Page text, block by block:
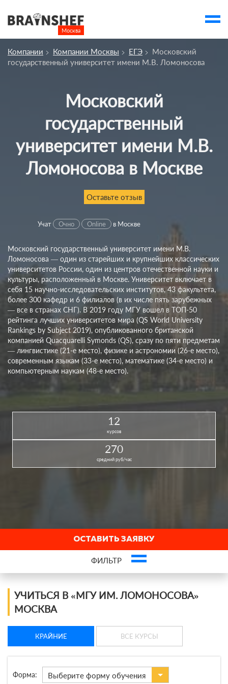
Москва
Посмотреть по России
О компании
Профессии
Компании Компании Москвы ЕГЭ
Московский
государственный университет имени М.В. Ломоносова
Московский
государственный
университет имени М.В.
Ломоносова в Москве
Оставьте отзыв
Учат Очно Online в Москве
Московский государственный университет имени М.В.
Ломоносова — один из старейших и крупнейших классических
университетов России, один из центров отечественной науки и
культуры, расположенный в Москве. Университет включает в
себя 15 научно-исследовательских институтов, 43 факультета,
более 300 кафедр и 6 филиалов (в их числе пять зарубежных
— все в странах СНГ). В 2019 году МГУ вошел в ТОП-50
рейтинга лучших университетов мира (QS World University
Rankings by Subject 2019), опубликованного британской
компанией Quacquarelli Symonds (QS), сразу по пяти предметам
— лингвистике (21-е место), физике и астрономии (26-е место),
современным языкам (33-е место), математике (34-е место) и
компьютерным наукам (48-е место).
12
курсов
270
средний руб/час
УЧИТЬСЯ В «МГУ ИМ. ЛОМОНОСОВА»
МОСКВА
КРАЙНИЕ ВСЕ КУРСЫ
Форма: Выберите форму обучения
ОСТАВИТЬ ЗАЯВКУ
ФИЛЬТР
клиентов